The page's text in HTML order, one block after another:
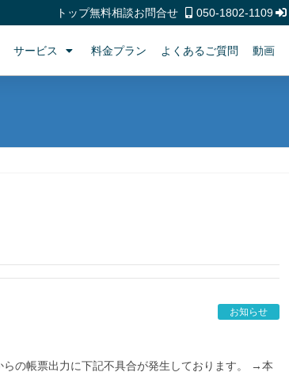
トップ無料相談お問合せ 050-1802-1109
サービス 料金プラン よくあるご質問 動画
お知らせ
の帳票出力に下記不具合が発生しております。 →本